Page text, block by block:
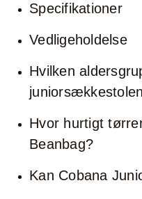
Specifikationer
Vedligeholdelse
Hvilken
Hvor hurtigt
Beanbag?
Kan Cobana